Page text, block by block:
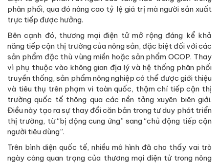
phân phối, qua đó nâng cao tỷ lệ giá trị mà người sản xuất
trực tiếp được hưởng.
Bên cạnh đó, thương mại điện tử mở rộng đáng kể khả
năng tiếp cận thị trường của nông sản, đặc biệt đối với các
sản phẩm đặc thù vùng miền hoặc sản phẩm OCOP. Thay
vì phụ thuộc vào không gian địa lý và hệ thống phân phối
truyền thống, sản phẩm nông nghiệp có thể được giới thiệu
và tiêu thụ trên phạm vi toàn quốc, thậm chí tiếp cận thị
trường quốc tế thông qua các nền tảng xuyên biên giới.
Điều này tạo ra sự thay đổi căn bản trong tư duy phát triển
thị trường, từ “bị động cung ứng” sang “chủ động tiếp cận
người tiêu dùng”.
Trên bình diện quốc tế, nhiều mô hình đã cho thấy vai trò
ngày càng quan trọng của thương mại điện tử trong nông